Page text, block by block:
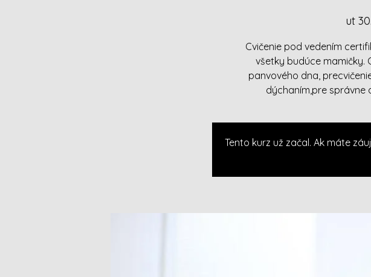
ut
Cvičenie pod vedením
všetky budúce mamičky.
panvového dna,
dýchaním,pre správne
Tento kurz už začal. Ak máte